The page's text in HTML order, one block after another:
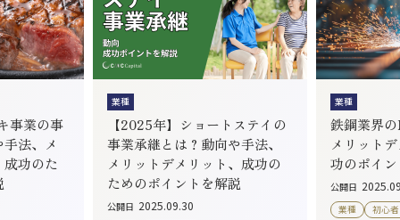
事業の事
法、メ
功のた
業種
【2025年】ショートステイの
事業承継とは？動向や手法、
メリットデメリット、成功の
ためのポイントを解説
公開日 2025.09.30
業種
鉄鋼業界
メリット
功のポイ
公開日
業種 初心